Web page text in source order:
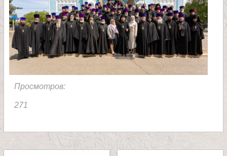
Просмотров:
271